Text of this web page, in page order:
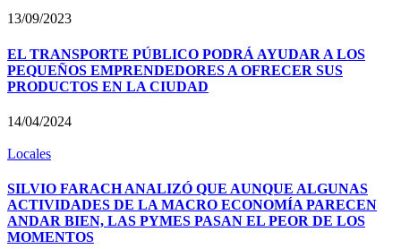
13/09/2023
EL TRANSPORTE PÚBLICO PODRÁ AYUDAR A LOS
PEQUEÑOS EMPRENDEDORES A OFRECER SUS
PRODUCTOS EN LA CIUDAD
14/04/2024
Locales
SILVIO FARACH ANALIZÓ QUE AUNQUE ALGUNAS
ACTIVIDADES DE LA MACRO ECONOMÍA PARECEN
ANDAR BIEN, LAS PYMES PASAN EL PEOR DE LOS
MOMENTOS